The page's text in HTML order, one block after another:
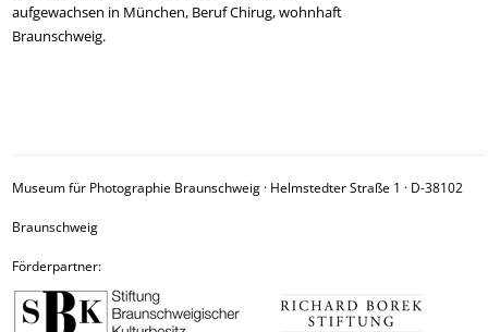
aufgewachsen in München, Beruf Chirug, wohnhaft
Braunschweig.
Museum für Photographie Braunschweig · Helmstedter Straße 1 · D-38102
Braunschweig
Förderpartner: